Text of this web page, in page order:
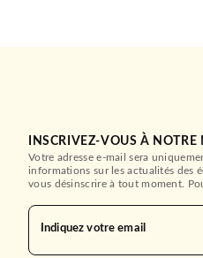
INSCRIVEZ-VOUS À NOTRE
Votre adresse e-mail sera
informations sur les actualités des
vous désinscrire à tout moment.
Indiquez votre email